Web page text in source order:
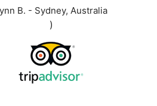
B. - Sydney, Australia
)